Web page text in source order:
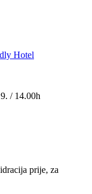
Hotel
/ 14.00h
prije, za